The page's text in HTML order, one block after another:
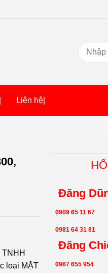
Liên hệ|
loại MẶT
Đăng
0909 65 11 67
0981 64 31 81
Đăng
0967 655 954